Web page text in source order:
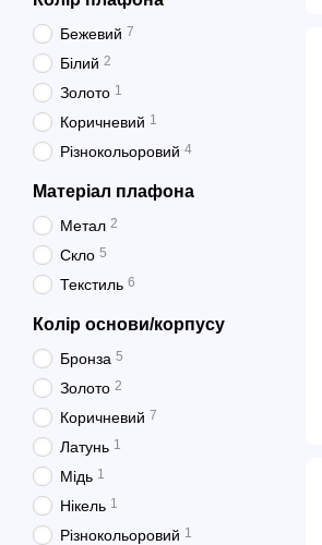
Бежевий 7
Білий 2
Золото 1
Коричневий 1
Різнокольоровий 4
Матеріал плафона
Метал 2
Скло 5
Текстиль 6
Колір основи/корпусу
Бронза 5
Золото 2
Коричневий 7
Латунь 1
Мідь 1
Нікель 1
Різнокольоровий 1